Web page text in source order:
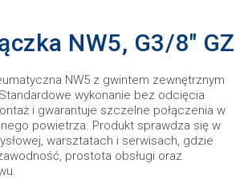
NW5, G3/8" GZ
NW5 z gwintem zewnętrznym
wykonanie bez odcięcia
i gwarantuje szczelne połączenia w
powietrza. Produkt sprawdza się w
warsztatach i serwisach, gdzie
prostota obsługi oraz